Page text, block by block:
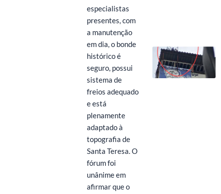
especialistas
presentes, com
a manutenção
em dia, o bonde
histórico é
seguro, possui
sistema de
freios adequado
e está
plenamente
adaptado à
topografia de
Santa Teresa. O
fórum foi
unânime em
afirmar que o